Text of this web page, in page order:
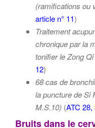
(ramifications ou
article n° 11)
Traitement
chronique par la
tonifier le Zong
12)
68 cas de
la puncture deSi
M.S.10) (ATC 28,
Bruits dans le